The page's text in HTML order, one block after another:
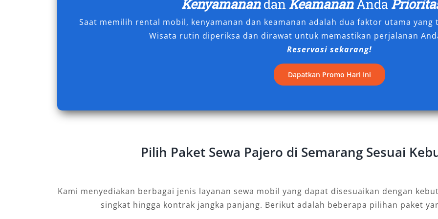
dalam kondisi prima karena dirawat secara berkala oleh penyedia rental
Pajero Semarang profesional.
Dengan berbagai keunggulan tersebut, tidak mengherankan jika layanan
rental mobil Pajero Semarang terus diburu oleh masyarakat lokal maupun
wisatawan. Kombinasi antara kenyamanan, keamanan, tampilan eksklusif,
serta layanan lengkap menjadikan Pajero sebagai pilihan utama untuk
dan fleksibel, segera manfaatkan layanan sewa Pajero Semarang terbaik
Tipe Mobil Pajero yang Kami Sewakan
untuk perjalanan di berbagai medan, Mitsubishi Pajero adalah pilihan ideal.
Di Salsa Wisata, kami menyediakan berbagai varian Pajero yang dapat
Kenyamanandan KeamananAnda
Saat memilih rental mobil, kenyamanan dan keamanan adalah dua faktor utama yang
Wisata rutin diperiksa dan dirawat untuk memastikan perjalanan
Reservasi sekarang!
Dapatkan Promo Hari Ini
Pilih Paket Sewa Pajero di Semarang Sesuai
Kami menyediakan berbagai jenis layanan sewa mobil yang dapat disesuaikan dengan
singkat hingga kontrak jangka panjang. Berikut adalah beberapa pilihan paket